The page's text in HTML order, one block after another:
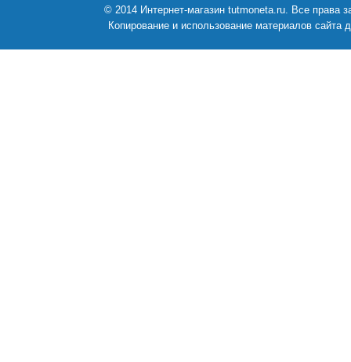
© 2014 Интернет-магазин tutmoneta.ru. Все права
Копирование и использование материалов сайта